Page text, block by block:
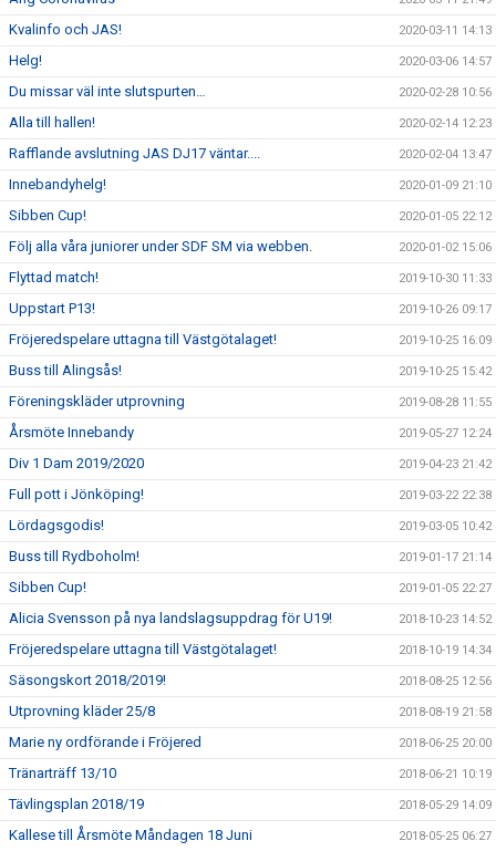
Kvalinfo och JAS! 2020-03-11 14:13
Helg! 2020-03-06 14:57
Du missar väl inte slutspurten… 2020-02-28 10:56
Alla till hallen! 2020-02-14 12:23
Rafflande avslutning JAS DJ17 väntar.... 2020-02-04 13:47
Innebandyhelg! 2020-01-09 21:10
Sibben Cup! 2020-01-05 22:12
Följ alla våra juniorer under SDF SM via webben. 2020-01-02 15:06
Flyttad match! 2019-10-30 11:33
Uppstart P13! 2019-10-26 09:17
Fröjeredspelare uttagna till Västgötalaget! 2019-10-25 16:09
Buss till Alingsås! 2019-10-25 15:42
Föreningskläder utprovning 2019-08-28 11:55
Årsmöte Innebandy 2019-05-27 12:24
Div 1 Dam 2019/2020 2019-04-23 21:42
Full pott i Jönköping! 2019-03-22 22:38
Lördagsgodis! 2019-03-05 10:42
Buss till Rydboholm! 2019-01-17 21:14
Sibben Cup! 2019-01-05 22:27
Alicia Svensson på nya landslagsuppdrag för U19! 2018-10-23 14:52
Fröjeredspelare uttagna till Västgötalaget! 2018-10-19 14:34
Säsongskort 2018/2019! 2018-08-25 12:56
Utprovning kläder 25/8 2018-08-19 21:58
Marie ny ordförande i Fröjered 2018-06-25 20:00
Tränarträff 13/10 2018-06-21 10:19
Tävlingsplan 2018/19 2018-05-29 14:09
Kallese till Årsmöte Måndagen 18 Juni 2018-05-25 06:27